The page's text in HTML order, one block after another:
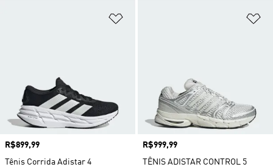
Preço
R$899,99
Tênis Corrida Adistar 4
Preço
R$999,99
TÊNIS ADISTAR CONTROL 5